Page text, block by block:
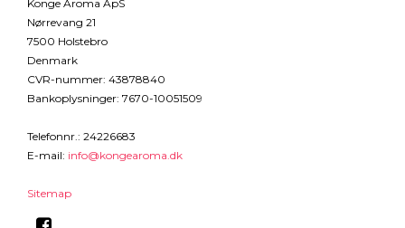
Konge Aroma ApS
Nørrevang 21
7500 Holstebro
Denmark
CVR-nummer: 43878840
Bankoplysninger: 7670-10051509
Telefonnr. : 24226683
E-mail: info@kongearoma.dk
Sitemap